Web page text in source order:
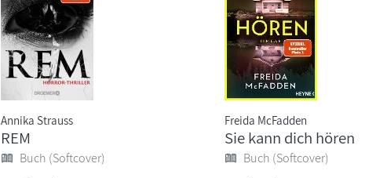
Annika Strauss
REM
Buch (Softcover)
Freida McFadden
Sie kann dich hören
Buch (Softcover)